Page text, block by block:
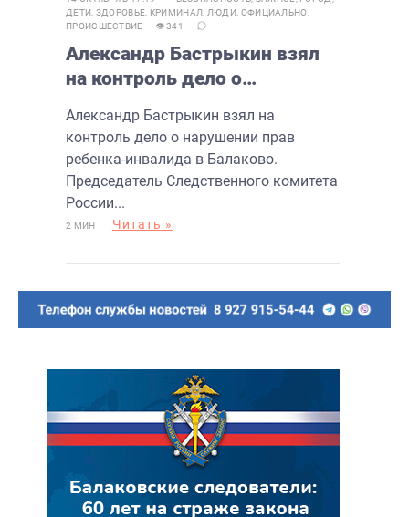
ДЕТИ ЗДОРОВЬЕ КРИМИНАЛ ЛЮДИ ОФИЦИАЛЬНО
ПРОИСШЕСТВИЕ — 👁 341 —
Александр Бастрыкин взял
на контроль дело о
инвалида в Балаково
Александр Бастрыкин взял на
контроль дело о нарушении прав
ребенка-инвалида в Балаково.
Председатель Следственного комитета
России...
2 МИН Читать »